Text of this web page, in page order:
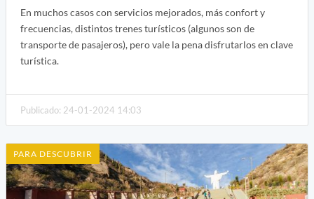
En muchos casos con servicios mejorados, más confort y
frecuencias, distintos trenes turísticos (algunos son de
transporte de pasajeros), pero vale la pena disfrutarlos en clave
turística.
Publicado: 24-01-2024 14:03
PARA DESCUBRIR